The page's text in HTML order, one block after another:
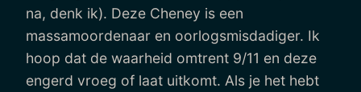
na, denk ik). Deze Cheney is een
massamoordenaar en oorlogsmisdadiger. Ik
hoop dat de waarheid omtrent 9/11 en deze
engerd vroeg of laat uitkomt. Als je het hebt